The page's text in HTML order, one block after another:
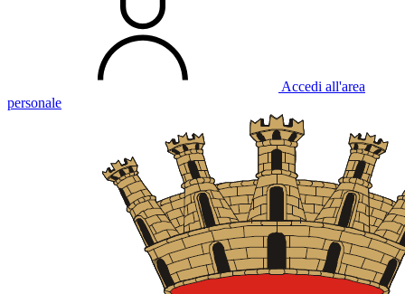
Accedi all'area
personale